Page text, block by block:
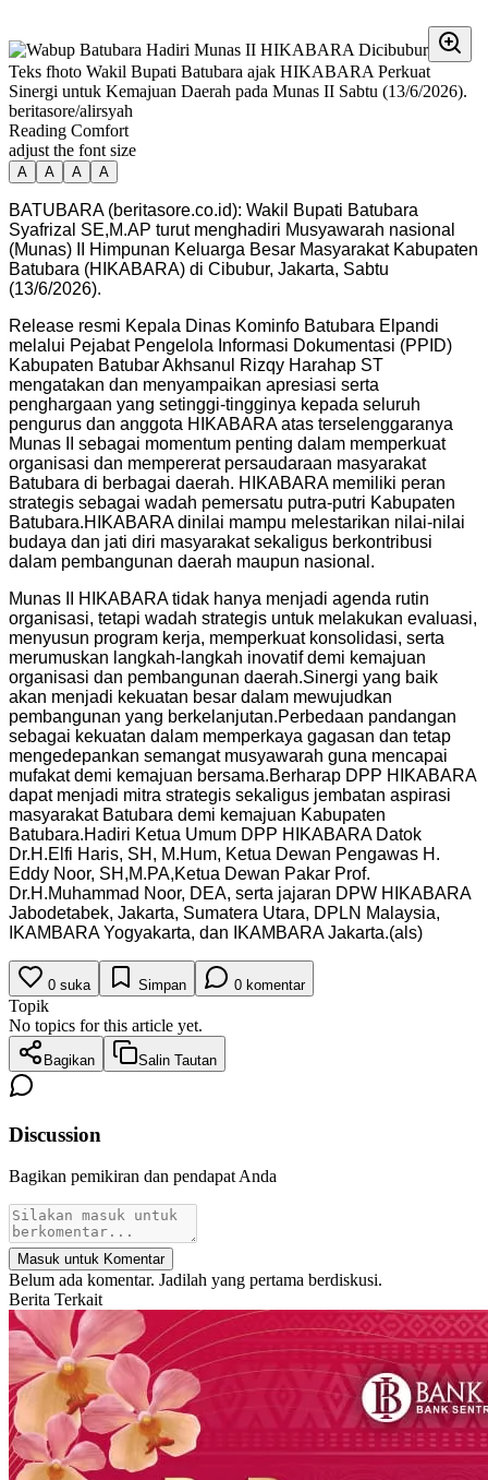
Teks fhoto Wakil Bupati Batubara ajak HIKABARA Perkuat
Sinergi untuk Kemajuan Daerah pada Munas II Sabtu (13/6/2026).
beritasore/alirsyah
Reading Comfort
adjust the font size
A A A A
BATUBARA (beritasore.co.id): Wakil Bupati Batubara
Syafrizal SE,M.AP turut menghadiri Musyawarah nasional
(Munas) II Himpunan Keluarga Besar Masyarakat Kabupaten
Batubara (HIKABARA) di Cibubur, Jakarta, Sabtu
(13/6/2026).
Release resmi Kepala Dinas Kominfo Batubara Elpandi
melalui Pejabat Pengelola Informasi Dokumentasi (PPID)
Kabupaten Batubar Akhsanul Rizqy Harahap ST
mengatakan dan menyampaikan apresiasi serta
penghargaan yang setinggi-tingginya kepada seluruh
pengurus dan anggota HIKABARA atas terselenggaranya
Munas II sebagai momentum penting dalam memperkuat
organisasi dan mempererat persaudaraan masyarakat
Batubara di berbagai daerah. HIKABARA memiliki peran
strategis sebagai wadah pemersatu putra-putri Kabupaten
Batubara.HIKABARA dinilai mampu melestarikan nilai-nilai
budaya dan jati diri masyarakat sekaligus berkontribusi
dalam pembangunan daerah maupun nasional.
Munas II HIKABARA tidak hanya menjadi agenda rutin
organisasi, tetapi wadah strategis untuk melakukan evaluasi,
menyusun program kerja, memperkuat konsolidasi, serta
merumuskan langkah-langkah inovatif demi kemajuan
organisasi dan pembangunan daerah.Sinergi yang baik
akan menjadi kekuatan besar dalam mewujudkan
pembangunan yang berkelanjutan.Perbedaan pandangan
sebagai kekuatan dalam memperkaya gagasan dan tetap
mengedepankan semangat musyawarah guna mencapai
mufakat demi kemajuan bersama.Berharap DPP HIKABARA
dapat menjadi mitra strategis sekaligus jembatan aspirasi
masyarakat Batubara demi kemajuan Kabupaten
Batubara.Hadiri Ketua Umum DPP HIKABARA Datok
Dr.H.Elfi Haris, SH, M.Hum, Ketua Dewan Pengawas H.
Eddy Noor, SH,M.PA,Ketua Dewan Pakar Prof.
Dr.H.Muhammad Noor, DEA, serta jajaran DPW HIKABARA
Jabodetabek, Jakarta, Sumatera Utara, DPLN Malaysia,
IKAMBARA Yogyakarta, dan IKAMBARA Jakarta.(als)
0 suka Simpan 0 komentar
Topik
No topics for this article yet.
Bagikan Salin Tautan
Discussion
Bagikan pemikiran dan pendapat Anda
Masuk untuk Komentar
Belum ada komentar. Jadilah yang pertama berdiskusi.
Berita Terkait